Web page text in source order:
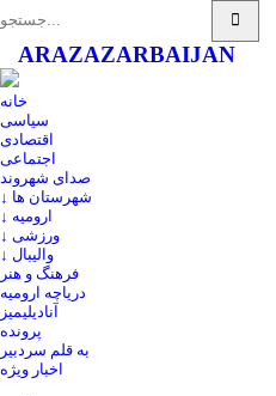
ARAZAZARBAIJAN
خانه
سیاسی
اقتصادی
اجتماعی
صدای شهروند
↓ شهرستان ها
↓ ارومیه
↓ ورزشی
↓ والیبال
فرهنگ و هنر
دریاچه ارومیه
آنادیلیمیز
پرونده
به قلم سردبیر
اخبار ویژه